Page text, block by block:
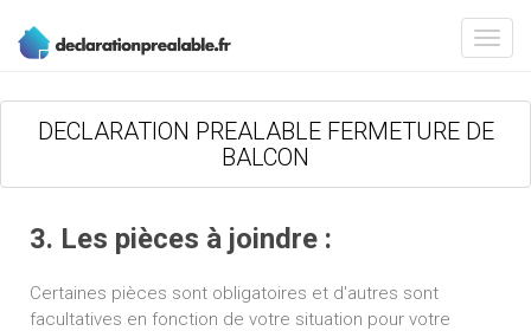
DECLARATION PREALABLE FERMETURE DE
BALCON
3. Les pièces à joindre :
Certaines pièces sont obligatoires et d'autres sont
facultatives en fonction de votre situation pour votre